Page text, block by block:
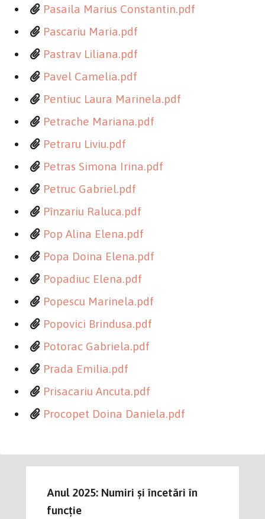
Pasaila Marius Constantin.pdf
Pascariu Maria.pdf
Pastrav Liliana.pdf
Pavel Camelia.pdf
Pentiuc Laura Marinela.pdf
Petrache Mariana.pdf
Petraru Liviu.pdf
Petras Simona Irina.pdf
Petruc Gabriel.pdf
Pînzariu Raluca.pdf
Pop Alina Elena.pdf
Popa Doina Elena.pdf
Popadiuc Elena.pdf
Popescu Marinela.pdf
Popovici Brindusa.pdf
Potorac Gabriela.pdf
Prada Emilia.pdf
Prisacariu Ancuta.pdf
Procopet Doina Daniela.pdf
Anul 2025: Numiri și încetări în
funcție